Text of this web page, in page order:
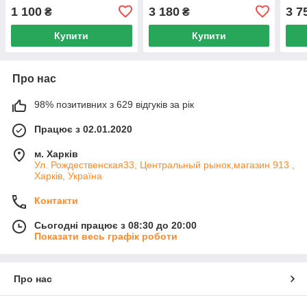
1 100 ₴
Купити
3 180₴
Купити
3
Про нас
98% позитивних з 629 відгуків за рік
Працює з 02.01.2020
м. Харків
Ул. Рождественская33, Центральный рынок,магазин 913 ,
Харків, Україна
Контакти
Сьогодні працює з 08:30 до 20:00
Показати весь графік роботи
Про нас